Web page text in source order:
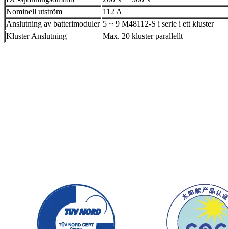
Nominell utström
112 A
Anslutning av batterimoduler 5 ~ 9 M48112-S i serie i ett kluster
Kluster Anslutning
Max. 20 kluster parallellt